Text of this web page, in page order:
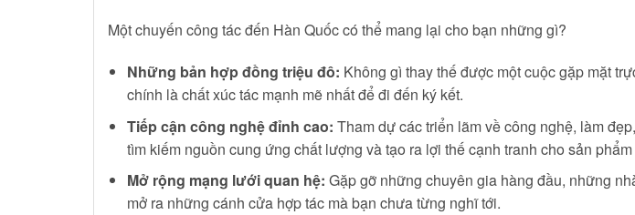
Một chuyến công tác đến Hàn Quốc có thể mang lại cho bạn những gì?
Những bản hợp đồng triệu đô: Không gì thay thế được một cuộc gặp mặt
chính là chất xúc tác mạnh mẽ nhất để đi đến ký kết.
Tiếp cận công nghệ đỉnh cao: Tham dự các triển lãm về công nghệ, làm
tìm kiếm nguồn cung ứng chất lượng và tạo ra lợi thế cạnh tranh cho sản
Mở rộng mạng lưới quan hệ: Gặp gỡ những chuyên gia hàng đầu, những
mở ra những cánh cửa hợp tác mà bạn chưa từng nghĩ tới.